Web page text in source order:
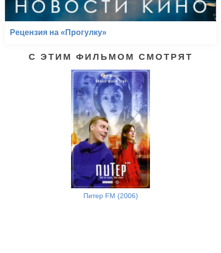
Рецензия на «Прогулку»
С ЭТИМ ФИЛЬМОМ СМОТРЯТ
Питер FM (2006)